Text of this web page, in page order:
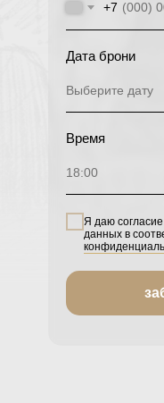
+7
Дата брони
Выберите дату
Время
18:00
Я даю
данных в